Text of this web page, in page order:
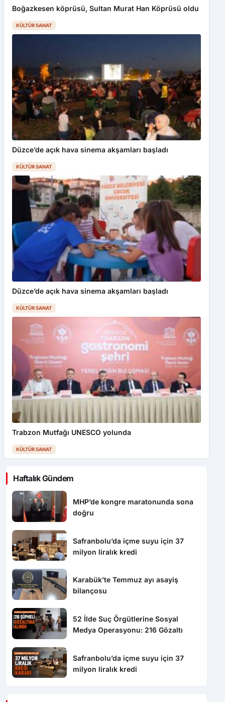
Boğazkesen köprüsü, Sultan Murat Han Köprüsü oldu
KÜLTÜR SANAT
Düzce’de açık hava sinema akşamları başladı
KÜLTÜR SANAT
Düzce’de açık hava sinema akşamları başladı
KÜLTÜR SANAT
Trabzon Mutfağı UNESCO yolunda
KÜLTÜR SANAT
Haftalık Gündem
MHP’de kongre maratonunda sona
doğru
Safranbolu’da içme suyu için 37
milyon liralık kredi
Karabük’te Temmuz ayı asayiş
bilançosu
52 İlde Suç Örgütlerine Sosyal
Medya Operasyonu: 216 Gözaltı
Safranbolu’da içme suyu için 37
milyon liralık kredi